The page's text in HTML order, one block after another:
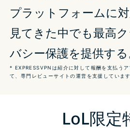
ExpressVPNが最高の リーグ・
ExpressVPNの サーバーネット
ットを 決めましょう
プラットフォームに
見てきた中でも最高
バシー保護を提供する
* EXPRESSVPNは紹介に対して報酬を支払う
て、専門レビューサイトの運営を支援しています
LoL限定